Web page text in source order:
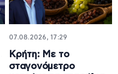
07.08.2026, 17:29
Κρήτη: Με το
σταγονόμετρο